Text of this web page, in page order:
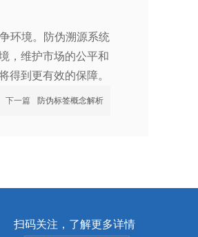
环境。防伪溯源系统
，维护市场的公平和
得到更有效的保障。
下一篇 防伪标签概念解析
扫码关注，了解更多详情